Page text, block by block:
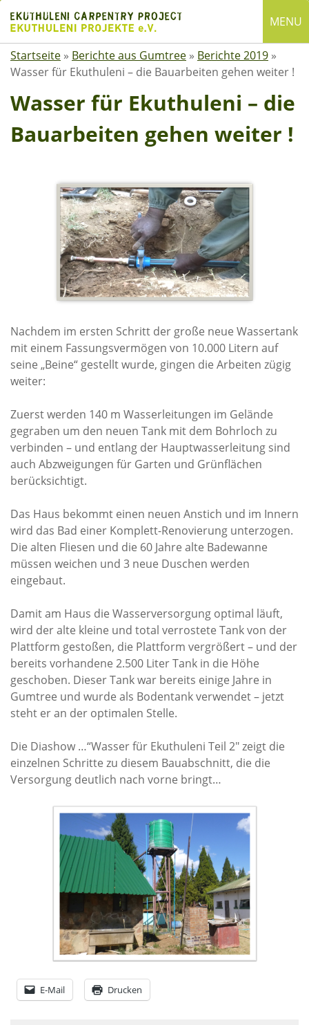
content
MENU
English
Deutsch
SUCHE
Suchen
ÜBER EKUTHULENI
Startseite
Über uns
Satzung
Mitgliedschaft
Spenden
Rechenschaftsberichte
Kontakt I Infos zum Download
EKUTHULENI ZIMBABWE
Ausbildung in Ekuthuleni
Berichte aus Gumtree
INFORMATIONEN
Aktuelles
Rundbriefe
Presse
Termine
FOTO GALERIE
Wasser für EKU – Teil 2
Wasser für Ekuthuleni
Arbeitseinsatz_J.Blank 2016
Werkarbeiten 2015
Bilder aus Zimbabwe
Startseite » Berichte aus Gumtree » Berichte 2019 »
Wasser für Ekuthuleni – die Bauarbeiten gehen weiter !
Wasser für Ekuthuleni – die
Bauarbeiten gehen weiter !
Nachdem im ersten Schritt der große neue Wassertank
mit einem Fassungsvermögen von 10.000 Litern auf
seine „Beine“ gestellt wurde, gingen die Arbeiten zügig
weiter:
Zuerst werden 140 m Wasserleitungen im Gelände
gegraben um den neuen Tank mit dem Bohrloch zu
verbinden – und entlang der Hauptwasserleitung sind
auch Abzweigungen für Garten und Grünflächen
berücksichtigt.
Das Haus bekommt einen neuen Anstich und im Innern
wird das Bad einer Komplett-Renovierung unterzogen.
Die alten Fliesen und die 60 Jahre alte Badewanne
müssen weichen und 3 neue Duschen werden
eingebaut.
Damit am Haus die Wasserversorgung optimal läuft,
wird der alte kleine und total verrostete Tank von der
Plattform gestoßen, die Plattform vergrößert – und der
bereits vorhandene 2.500 Liter Tank in die Höhe
geschoben. Dieser Tank war bereits einige Jahre in
Gumtree und wurde als Bodentank verwendet – jetzt
steht er an der optimalen Stelle.
Die Diashow …“Wasser für Ekuthuleni Teil 2″ zeigt die
einzelnen Schritte zu diesem Bauabschnitt, die die
Versorgung deutlich nach vorne bringt…
E-Mail Drucken